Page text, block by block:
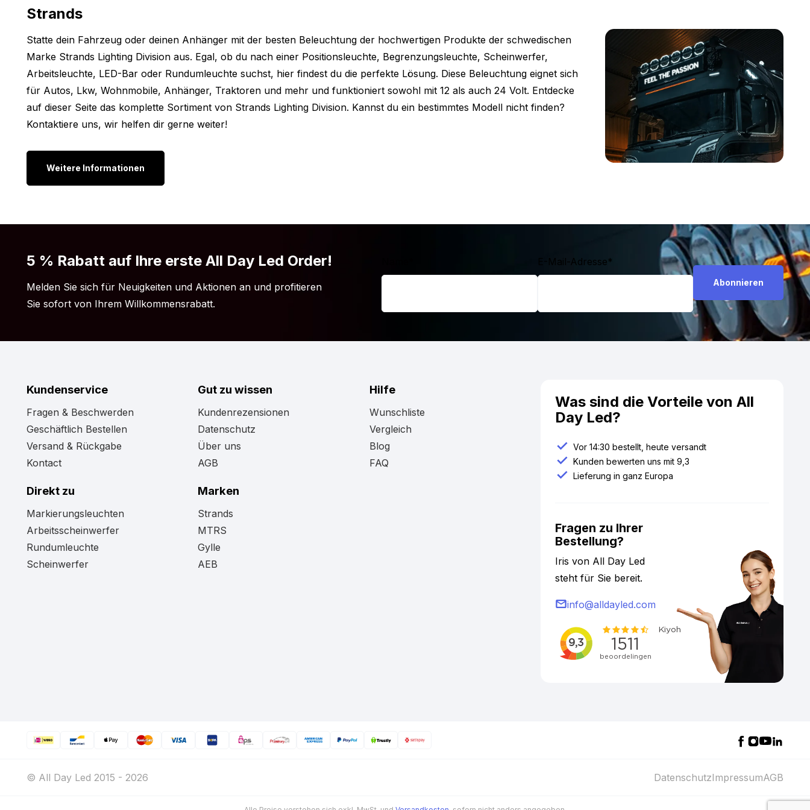
Abmessungen:
Um sicherzustellen, dass Sie den Strands Siberia RV LED Arbeitsscheinwerfer dort montieren
können, wo Sie möchten, haben wir im Folgenden die Abmessungen notiert. Die
Abmessungen der Siberia Right View LED Lampe der Marke Strands sind wie folgt:
Höhe: 43,7 mm (49,7 mm inkl. Befestigung)
Breite: 157 mm
Dicke: 60 mm
Andere Versionen:
Siberia Red Panda Lampe
Siberia Qube Lampe
Siberia SL Lampe
Vielleicht finden Sie hier das Lampenmodell, das Sie suchen.
Strands
Statte dein Fahrzeug oder deinen Anhänger mit der besten Beleuchtung der hochwertigen Produkte der schwedischen
Marke Strands Lighting Division aus. Egal, ob du nach einer Positionsleuchte, Begrenzungsleuchte, Scheinwerfer,
Arbeitsleuchte, LED-Bar oder Rundumleuchte suchst, hier findest du die perfekte Lösung. Diese Beleuchtung eignet sich
für Autos, Lkw, Wohnmobile, Anhänger, Traktoren und mehr und funktioniert sowohl mit 12 als auch 24 Volt. Entdecke
auf dieser Seite das komplette Sortiment von Strands Lighting Division. Kannst du ein bestimmtes Modell nicht finden?
Kontaktiere uns, wir helfen dir gerne weiter!
Weitere Informationen
5 % Rabatt auf Ihre erste All Day Led Order!
Melden Sie sich für Neuigkeiten und Aktionen an und profitieren
Sie sofort von Ihrem Willkommensrabatt.
E-Mail-Adresse*
Was sind die Vorteile von All
Day Led?
Vor 14:30 bestellt, heute versandt
Kunden bewerten uns mit 9,3
Lieferung in ganz Europa
Fragen zu Ihrer
Bestellung?
Iris von All Day Led
steht für Sie bereit.
info@alldayled.com
Kundenservice
Fragen & Beschwerden
Geschäftlich Bestellen
Versand & Rückgabe
Kontact
Gut zu wissen
Kundenrezensionen
Datenschutz
Über uns
AGB
Hilfe
Wunschliste
Vergleich
Blog
FAQ
Direkt zu
Markierungsleuchten
Arbeitsscheinwerfer
Rundumleuchte
Scheinwerfer
Marken
Strands
MTRS
Gylle
AEB
© All Day Led 2015 - 2026 DatenschutzImpressumAGB